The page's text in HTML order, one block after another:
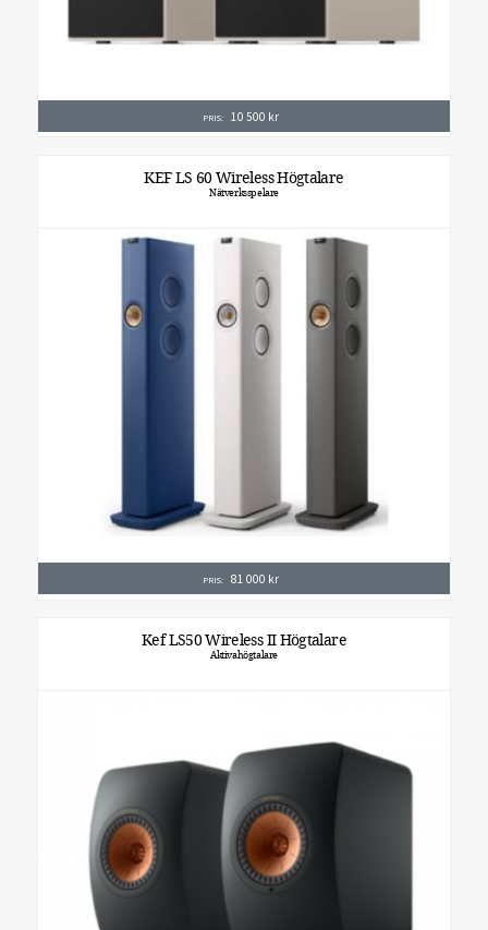
PRIS: 10 500 kr
KEF LS 60 Wireless Högtalare
Nätverksspelare
PRIS: 81 000 kr
Kef LS50 Wireless II Högtalare
Aktivahögtalare